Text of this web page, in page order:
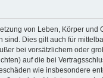
von Leben, Körper
Dies gilt auch für
bei vorsätzlichem oder
auf die bei
wie insbesondere